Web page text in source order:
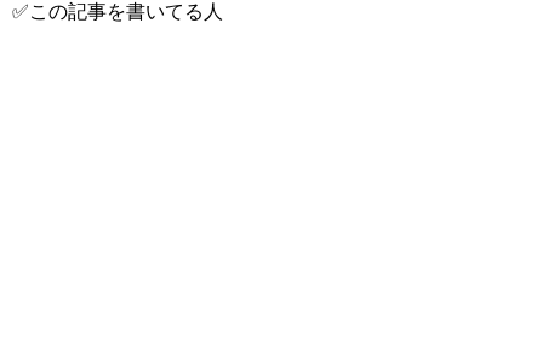
✅この記事を書いてる人